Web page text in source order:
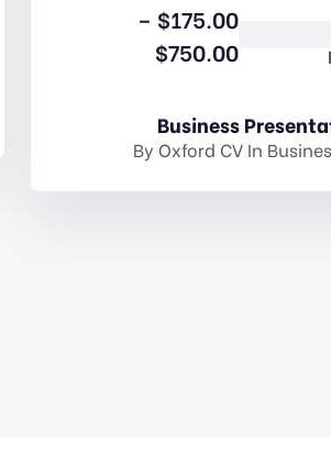
$175.00
–
$750.00
Business
By Oxford CV In